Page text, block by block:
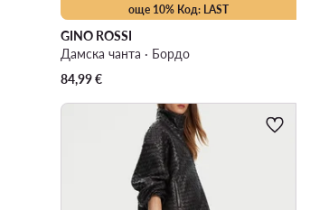
още 10% Код: LAST
GINO ROSSI
Дамска чанта · Бордо
84,99€